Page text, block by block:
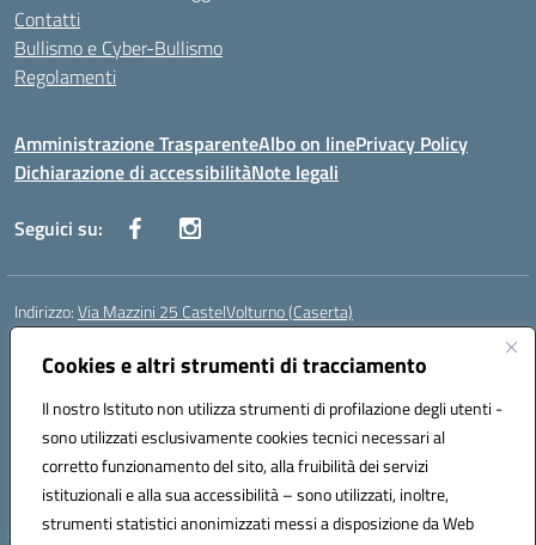
Cookies e altri strumenti di tracciamento
Il nostro Istituto non utilizza strumenti di profilazione degli utenti -
sono utilizzati esclusivamente cookies tecnici necessari al
corretto funzionamento del sito, alla fruibilità dei servizi
istituzionali e alla sua accessibilità – sono utilizzati, inoltre,
strumenti statistici anonimizzati messi a disposizione da Web
Contatti
Bullismo e Cyber-Bullismo
Regolamenti
Amministrazione TrasparenteAlbo on linePrivacy Policy
Dichiarazione di accessibilitàNote legali
Seguici su:
Indirizzo:Via Mazzini 25 CastelVolturno (Caserta)
Centralino:
Posta elettronica certificata (PEC):ceis014005@pec.istruzione.it
Codice fiscale: 93063510619
Codice meccanografico:CEIS014005
Codice Indice delle Pubbliche Amministrazioni (IPA): istsc_ceis014005
Codice unico di fatturazione (CUF): UOU8EW